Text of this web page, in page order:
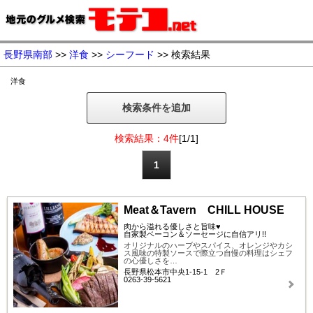
長野県南部 >> 洋食 >> シーフード >> 検索結果
洋食
検索条件を追加
検索結果：4件[1/1]
1
Meat＆Tavern CHILL HOUSE
肉から溢れる優しさと旨味♥
自家製ベーコン＆ソーセージに自信アリ!!
オリジナルのハーブやスパイス、オレンジやカシ
ス風味の特製ソースで際立つ自慢の料理はシェフ
の心優しさを…
長野県松本市中央1-15-1 2Ｆ
0263-39-5621